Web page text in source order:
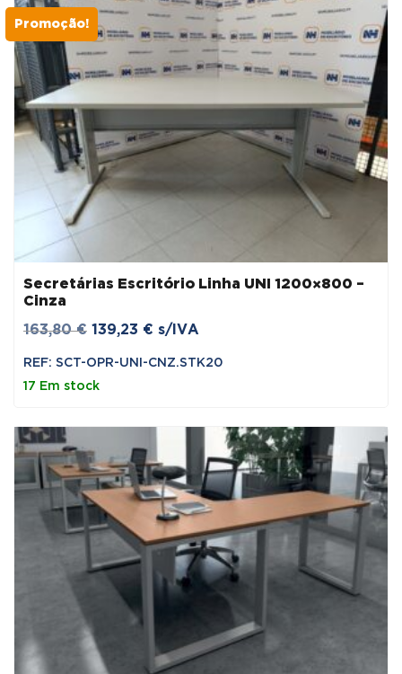
Promoção!
Secretárias Escritório Linha UNI 1200×800 –
Cinza
163,80€ O
139,23 € O
s/IVA
REF: SCT-OPR-UNI-CNZ.STK20
17 Em stock